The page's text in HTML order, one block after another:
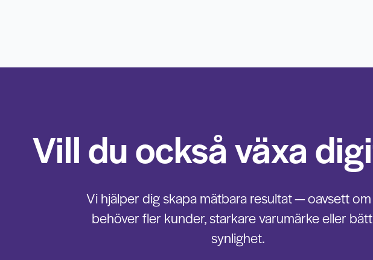
Vill du också växa
Vi hjälper dig skapa mätbara resultat — oavsett
behöver fler kunder, starkare varumärke eller
synlighet.